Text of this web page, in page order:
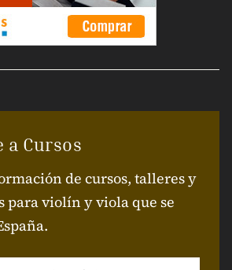
a Cursos
de cursos, talleres y
para violín y viola que se